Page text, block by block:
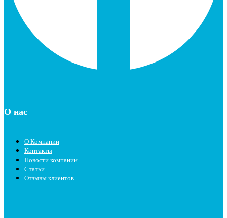
О нас
О Компании
Контакты
Новости компании
Статьи
Отзывы клиентов